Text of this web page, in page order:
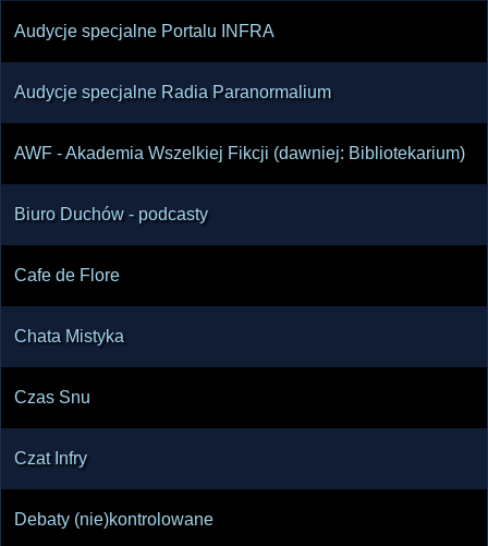
Audycje specjalne Portalu INFRA
Audycje specjalne Radia Paranormalium
AWF - Akademia Wszelkiej Fikcji (dawniej: Bibliotekarium)
Biuro Duchów - podcasty
Cafe de Flore
Chata Mistyka
Czas Snu
Czat Infry
Debaty (nie)kontrolowane